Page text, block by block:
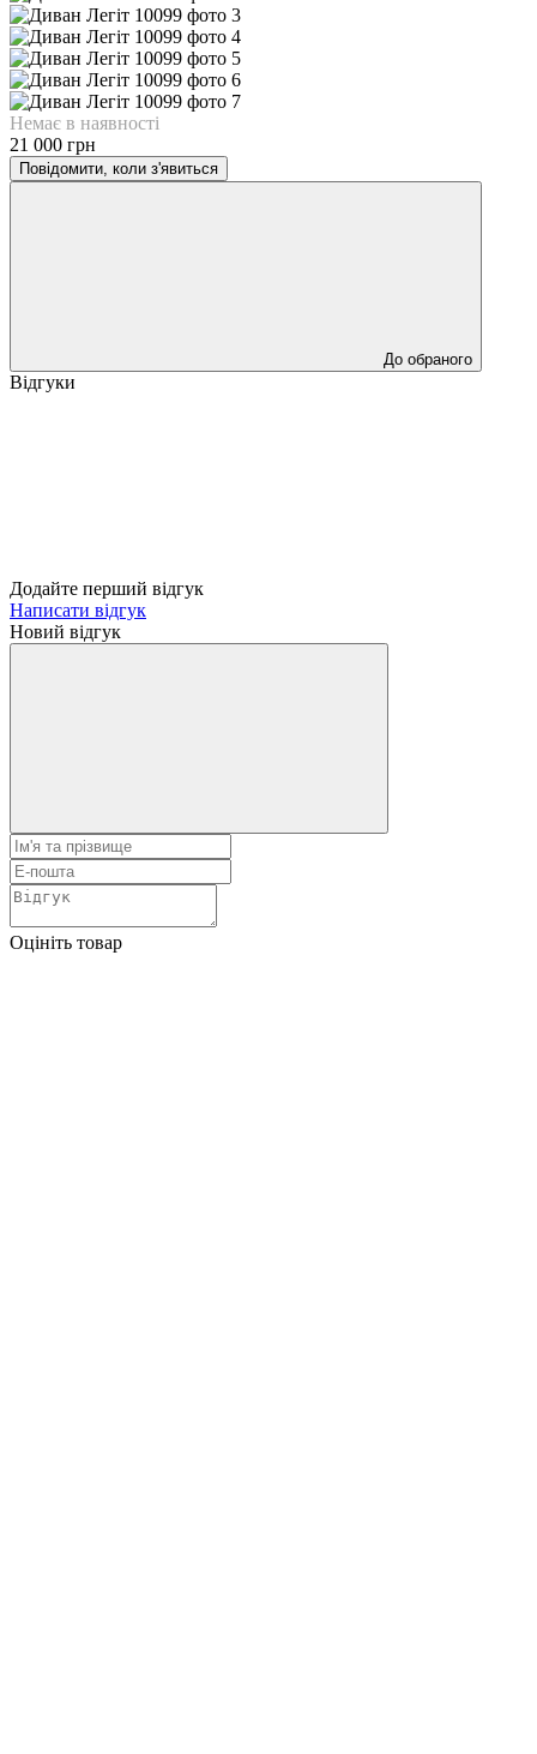
Немає в наявності
21 000 грн
Повідомити, коли з'явиться
До обраного
Відгуки
Додайте перший відгук
Написати відгук
Новий відгук
Оцініть товар